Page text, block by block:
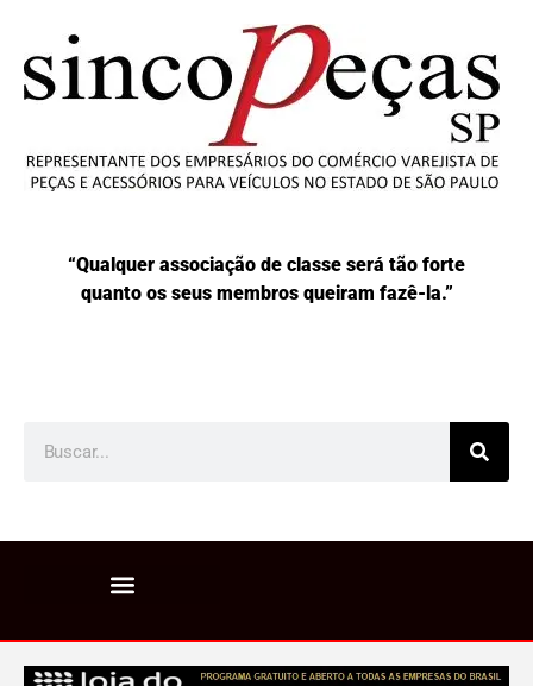
“Qualquer associação de classe será tão forte
quanto os seus membros queiram fazê-la.”